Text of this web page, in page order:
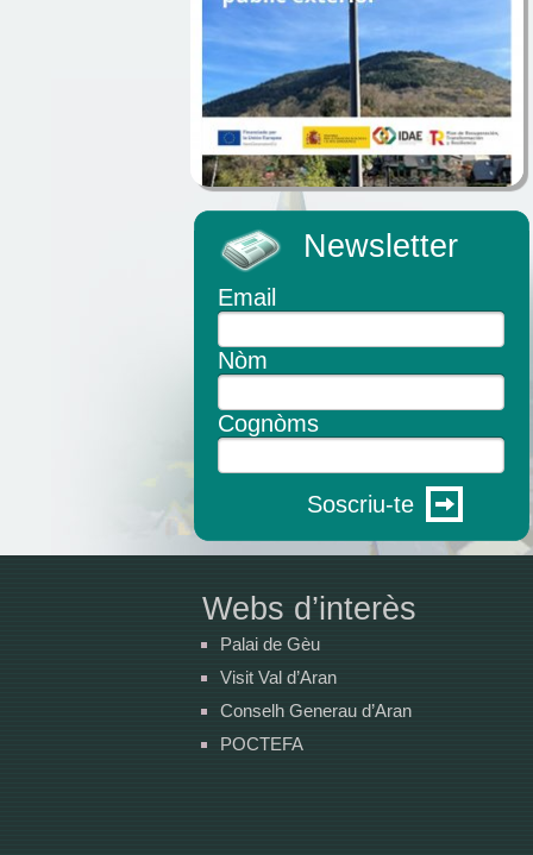
Newsletter
Email
Nòm
Cognòms
Soscriu-te
Webs d’interès
Palai de Gèu
Visit Val d’Aran
Conselh Generau d’Aran
POCTEFA